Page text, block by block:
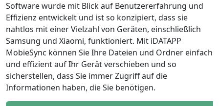
Software wurde mit Blick auf Benutzererfahrung und
Effizienz entwickelt und ist so konzipiert, dass sie
nahtlos mit einer Vielzahl von Geräten, einschließlich
Samsung und Xiaomi, funktioniert. Mit iDATAPP
MobieSync können Sie Ihre Dateien und Ordner einfach
und effizient auf Ihr Gerät verschieben und so
sicherstellen, dass Sie immer Zugriff auf die
Informationen haben, die Sie benötigen.